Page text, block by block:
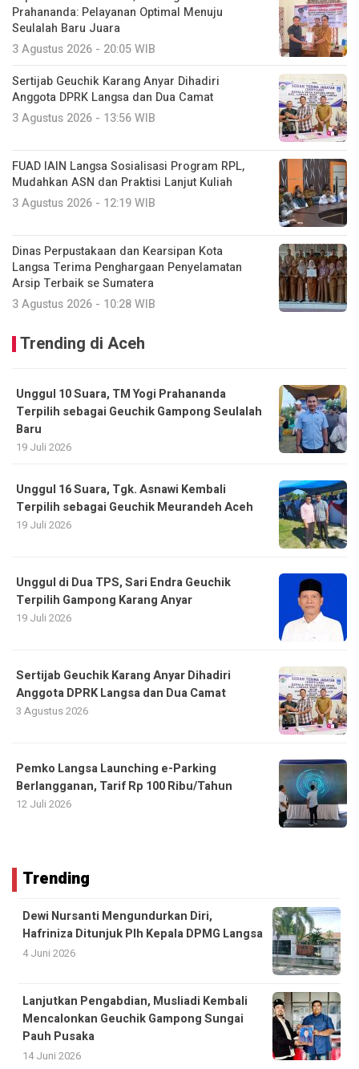
Prahananda: Pelayanan Optimal Menuju
Seulalah Baru Juara
3 Agustus 2026 - 20:05 WIB
Sertijab Geuchik Karang Anyar Dihadiri
Anggota DPRK Langsa dan Dua Camat
3 Agustus 2026 - 13:56 WIB
FUAD IAIN Langsa Sosialisasi Program RPL,
Mudahkan ASN dan Praktisi Lanjut Kuliah
3 Agustus 2026 - 12:19 WIB
Dinas Perpustakaan dan Kearsipan Kota
Langsa Terima Penghargaan Penyelamatan
Arsip Terbaik se Sumatera
3 Agustus 2026 - 10:28 WIB
Trending di Aceh
Unggul 10 Suara, TM Yogi Prahananda
Terpilih sebagai Geuchik Gampong Seulalah
Baru
19 Juli 2026
Unggul 16 Suara, Tgk. Asnawi Kembali
Terpilih sebagai Geuchik Meurandeh Aceh
19 Juli 2026
Unggul di Dua TPS, Sari Endra Geuchik
Terpilih Gampong Karang Anyar
19 Juli 2026
Sertijab Geuchik Karang Anyar Dihadiri
Anggota DPRK Langsa dan Dua Camat
3 Agustus 2026
Pemko Langsa Launching e-Parking
Berlangganan, Tarif Rp 100 Ribu/Tahun
12 Juli 2026
Trending
Dewi Nursanti Mengundurkan Diri,
Hafriniza Ditunjuk Plh Kepala DPMG Langsa
4 Juni 2026
Lanjutkan Pengabdian, Musliadi Kembali
Mencalonkan Geuchik Gampong Sungai
Pauh Pusaka
14 Juni 2026